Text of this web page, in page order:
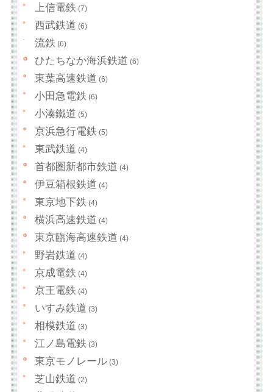
上信電鉄 (7)
西武鉄道 (6)
流鉄 (6)
ひたちなか海浜鉄道 (6)
東葉高速鉄道 (6)
小田急電鉄 (6)
小湊鐵道 (5)
京浜急行電鉄 (5)
東武鉄道 (4)
首都圏新都市鉄道 (4)
伊豆箱根鉄道 (4)
東京地下鉄 (4)
横浜高速鉄道 (4)
東京臨海高速鉄道 (4)
野岩鉄道 (4)
京成電鉄 (4)
京王電鉄 (4)
いすみ鉄道 (3)
相模鉄道 (3)
江ノ島電鉄 (3)
東京モノレール(3)
芝山鉄道 (2)